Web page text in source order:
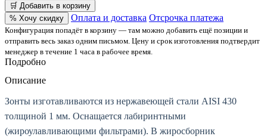
🛒 Добавить в корзину
% Хочу скидку
Оплата и доставка Отсрочка платежа
Конфигурация попадёт в корзину — там можно добавить ещё позиции и
отправить весь заказ одним письмом. Цену и срок изготовления подтвердит
менеджер в течение 1 часа в рабочее время.
Подробно
Описание
Зонты изготавливаются из нержавеющей стали AISI 430
толщиной 1 мм. Оснащается лабиринтными
(жироулавливающими фильтрами). В жиросборник